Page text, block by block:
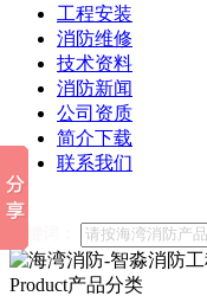
工程安装
消防维修
技术资料
消防新闻
公司资质
简介下载
联系我们
他们都在搜索:
Product产品分类